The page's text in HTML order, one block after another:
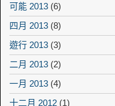
可能 2013 (6)
四月 2013 (8)
遊行 2013 (3)
二月 2013 (2)
一月 2013 (4)
十二月 2012 (1)